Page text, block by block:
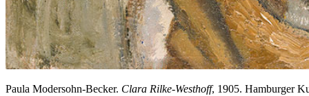
Paula Modersohn-Becker. Clara Rilke-Westhoff, 1905. Hamburger